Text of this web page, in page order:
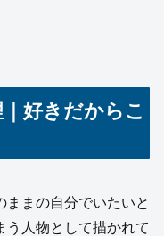
好きだからこ
ままの自分でいたいと
う人物として描かれて